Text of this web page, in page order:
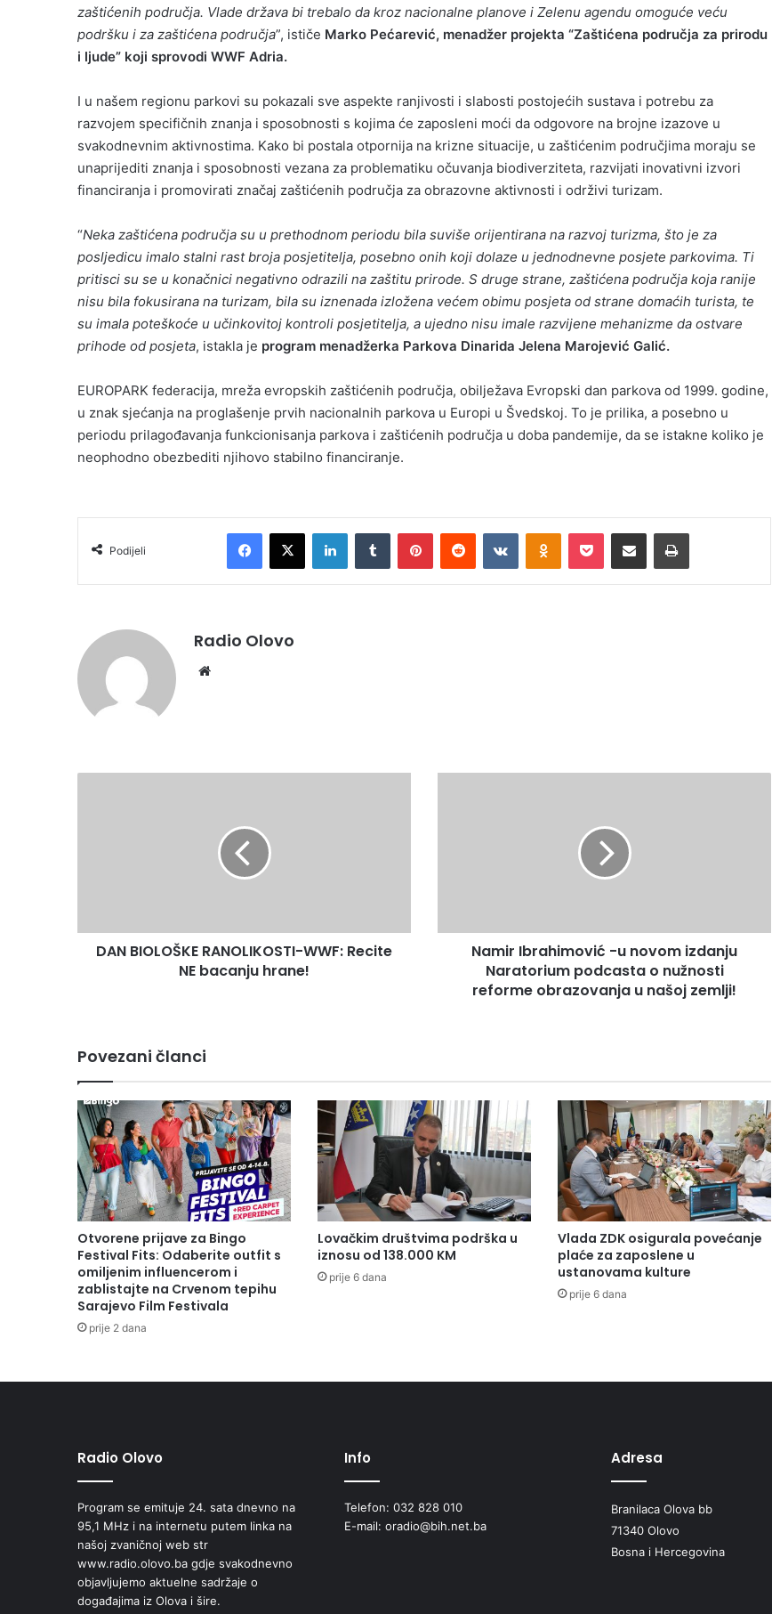
zaštićenih područja. Vlade država bi trebalo da kroz nacionalne planove i Zelenu agendu omoguće veću
podršku i za zaštićena područja”, ističe Marko Pećarević, menadžer projekta “Zaštićena područja za prirodu
i ljude” koji sprovodi WWF Adria.
I u našem regionu parkovi su pokazali sve aspekte ranjivosti i slabosti postojećih sustava i potrebu za
razvojem specifičnih znanja i sposobnosti s kojima će zaposleni moći da odgovore na brojne izazove u
svakodnevnim aktivnostima. Kako bi postala otpornija na krizne situacije, u zaštićenim područjima moraju se
unaprijediti znanja i sposobnosti vezana za problematiku očuvanja biodiverziteta, razvijati inovativni izvori
financiranja i promovirati značaj zaštićenih područja za obrazovne aktivnosti i održivi turizam.
“Neka zaštićena područja su u prethodnom periodu bila suviše orijentirana na razvoj turizma, što je za
posljedicu imalo stalni rast broja posjetitelja, posebno onih koji dolaze u jednodnevne posjete parkovima. Ti
pritisci su se u konačnici negativno odrazili na zaštitu prirode. S druge strane, zaštićena područja koja ranije
nisu bila fokusirana na turizam, bila su iznenada izložena većem obimu posjeta od strane domaćih turista, te
su imala poteškoće u učinkovitoj kontroli posjetitelja, a ujedno nisu imale razvijene mehanizme da ostvare
prihode od posjeta, istakla je program menadžerka Parkova Dinarida Jelena Marojević Galić.
EUROPARK federacija, mreža evropskih zaštićenih područja, obilježava Evropski dan parkova od 1999. godine,
u znak sjećanja na proglašenje prvih nacionalnih parkova u Europi u Švedskoj. To je prilika, a posebno u
periodu prilagođavanja funkcionisanja parkova i zaštićenih područja u doba pandemije, da se istakne koliko je
neophodno obezbediti njihovo stabilno financiranje.
Podijeli
Facebook
X LinkedInTumblr PinterestReddit VKontakteOdnoklassniki
Pocket Podijeli putem Emaila Print
Radio Olovo
DAN BIOLOŠKE RANOLIKOSTI-WWF: Recite
NE bacanju hrane!
o
nužnosti
obrazovanja
Namir Ibrahimović -u novom izdanju
Naratorium podcasta o nužnosti
reforme obrazovanja u našoj zemlji!
Povezani članci
Otvorene prijave za Bingo
Festival Fits: Odaberite outfit s
omiljenim influencerom i
zablistajte na Crvenom tepihu
Sarajevo Film Festivala
prije 2 dana
Lovačkim društvima podrška u
iznosu od 138.000 KM
prije 6 dana
Vlada ZDK osigurala povećanje
plaće za zaposlene u
ustanovama kulture
prije 6 dana
Radio Olovo
Program se emituje 24. sata dnevno na
95,1 MHz i na internetu putem linka na
našoj zvaničnoj web str
www.radio.olovo.ba gdje svakodnevno
objavljujemo aktuelne sadržaje o
događajima iz Olova i šire.
Info
Telefon: 032 828 010
E-mail: oradio@bih.net.ba
Adresa
Branilaca Olova bb
71340 Olovo
Bosna i Hercegovina